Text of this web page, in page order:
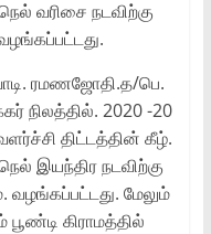
வரிசை நடவிற்கு
ரமணஜோதி.த/பெ.
நிலத்தில். 2020 -20
திட்டத்தின் கீழ்.
இயந்திர நடவிற்கு
வழங்கப்பட்டது. மேலும்
கிராமத்தில்